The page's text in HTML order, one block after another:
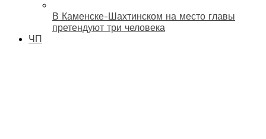
В Каменске-Шахтинском на место главы
претендуют три человека
ЧП